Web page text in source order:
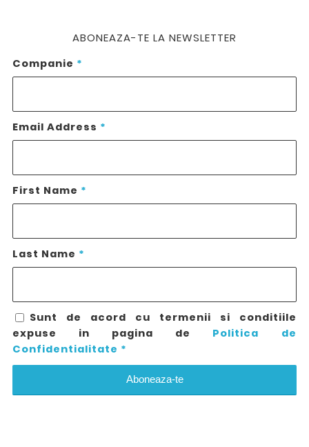
ABONEAZA-TE LA NEWSLETTER
Companie *
Email Address *
First Name *
Last Name *
Sunt de acord cu termenii si conditiile
expuse in pagina de Politica de
Confidentialitate *